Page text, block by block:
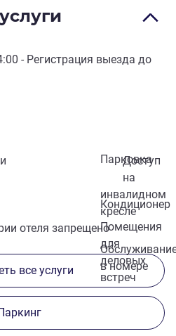
- Регистрация выезда до
Парковка
Доступ
на
инвалидном
кресле
Кондиционер
Помещения
для
деловых
встреч
отеля запрещено
в номере
все услуги